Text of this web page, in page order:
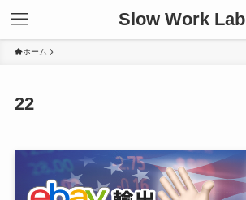
Slow Work Lab
ホーム
22